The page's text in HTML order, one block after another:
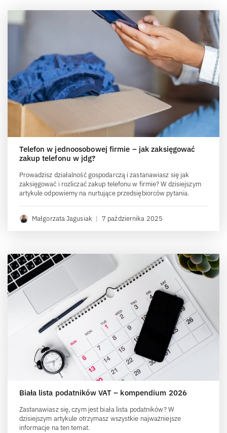
Telefon w jednoosobowej firmie – jak zaksięgować
zakup telefonu w jdg?
Prowadzisz działalność gospodarczą i zastanawiasz się jak
zaksięgować i rozliczać zakup telefonu w firmie? W dzisiejszym
artykule odpowiemy na nurtujące przedsiębiorców pytania.
Małgorzata Jagusiak | 7 października 2025
Biała lista podatników VAT – kompendium 2026
Zastanawiasz się, czym jest biała lista podatników? W
dzisiejszym artykule otrzymasz wszystkie najważniejsze
informacje na ten temat.